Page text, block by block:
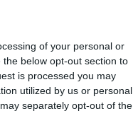
of your personal or
below opt-out section to
is processed you may
utilized by us or personal
separately opt-out of the